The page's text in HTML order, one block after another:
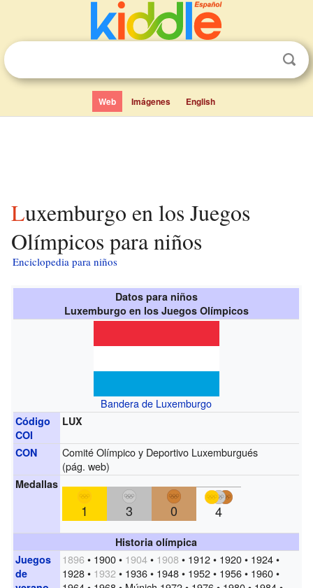
Web Imágenes English
Luxemburgo en los Juegos
Olímpicos para niños
Enciclopedia para niños
Datos para niños
Luxemburgo en los Juegos Olímpicos
Bandera de Luxemburgo
Código
COI
LUX
CON
Comité Olímpico y Deportivo Luxemburgués
(pág. web)
Medallas
1 3 0 4
Historia olímpica
Juegos
de
1896• 1900 • 1904• 1908 • 1912 • 1920 • 1924 •
1928 • 1932 • 1936 • 1948 • 1952 • 1956 • 1960 •